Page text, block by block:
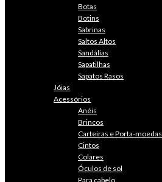
Botas
Botins
Sabrinas
Saltos Altos
Sandálias
Sapatilhas
Sapatos Rasos
Jóias
Acessórios
Anéis
Brincos
Carteiras e Porta-moedas
Cintos
Colares
Óculos de sol
Para cabelo